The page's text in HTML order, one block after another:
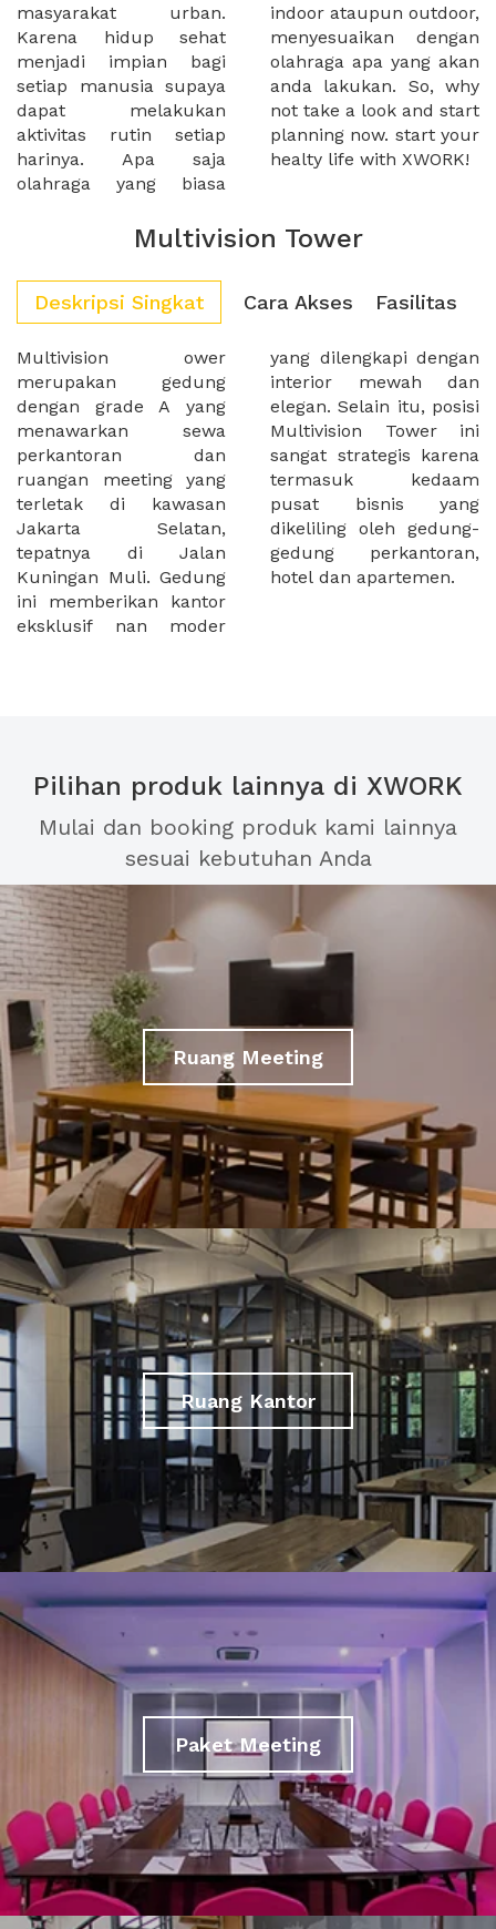
masyarakat urban.
Karena hidup sehat
menjadi impian bagi
setiap manusia supaya
dapat melakukan
aktivitas rutin setiap
harinya. Apa saja
olahraga yang biasa
indoor ataupun outdoor,
menyesuaikan dengan
olahraga apa yang akan
anda lakukan. So, why
not take a look and start
planning now. start your
healty life with XWORK!
Multivision Tower
Deskripsi Singkat Cara Akses Fasilitas
Multivision ower
merupakan gedung
dengan grade A yang
menawarkan sewa
perkantoran dan
ruangan meeting yang
terletak di kawasan
Jakarta Selatan,
tepatnya di Jalan
Kuningan Muli. Gedung
ini memberikan kantor
eksklusif nan moder
yang dilengkapi dengan
interior mewah dan
elegan. Selain itu, posisi
Multivision Tower ini
sangat strategis karena
termasuk kedaam
pusat bisnis yang
dikeliling oleh gedung-
gedung perkantoran,
hotel dan apartemen.
Pilihan produk lainnya di XWORK
Mulai dan booking produk kami lainnya
sesuai kebutuhan Anda
Ruang Meeting
Ruang Kantor
Paket Meeting